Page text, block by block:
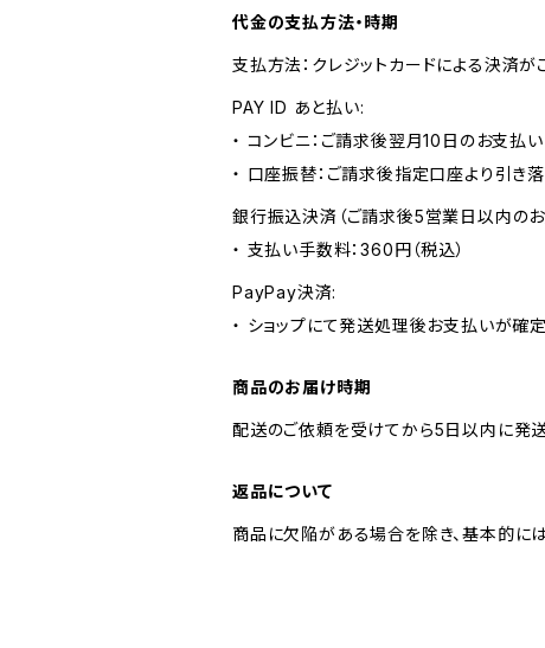
代金の支払方法・時期
支払方法：クレジットカードによる決済
PAY ID あと払い:
・ コンビニ：ご請求後翌月10日のお支払い
・ 口座振替：ご請求後指定口座より引き
銀行振込決済（ご請求後5営業日以内のお
・ 支払い手数料：360円（税込）
PayPay決済:
・ ショップにて発送処理後お支払いが確定
商品のお届け時期
配送のご依頼を受けてから5日以内に発送
返品について
商品に欠陥がある場合を除き、基本的に